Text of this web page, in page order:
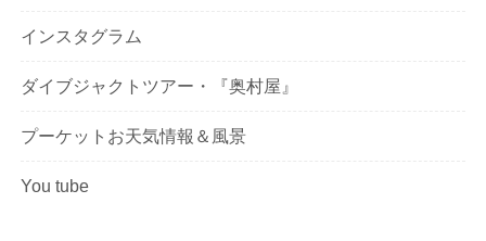
インスタグラム
ダイブジャクトツアー・『奥村屋』
プーケットお天気情報＆風景
You tube